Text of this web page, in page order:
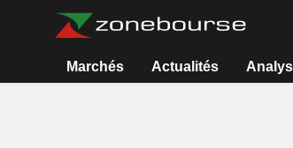
Marchés Actualités